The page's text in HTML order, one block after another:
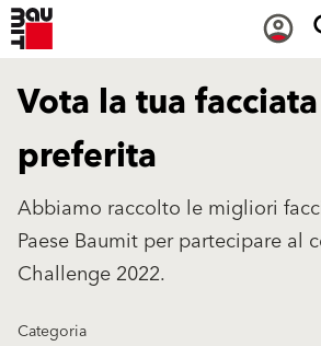
Vota la tua facciata
preferita
Abbiamo raccolto le migliori
Paese Baumit per partecipare al
Challenge 2022.
Categoria